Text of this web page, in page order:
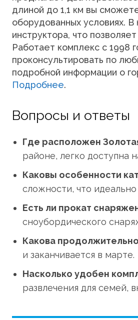
длиной до 1,1 км вы
оборудованных условиях.
инструктора, что
Работает комплекс с 1998
проконсультировать по
подробной информации о
Подробнее.
Вопросы и ответы
Где расположен
районе, легко доступна
Каковы особенности
сложности, что
Есть ли прокат
сноубордического
Какова
и заканчивается в марте.
Насколько удобен
развлечения для семей,